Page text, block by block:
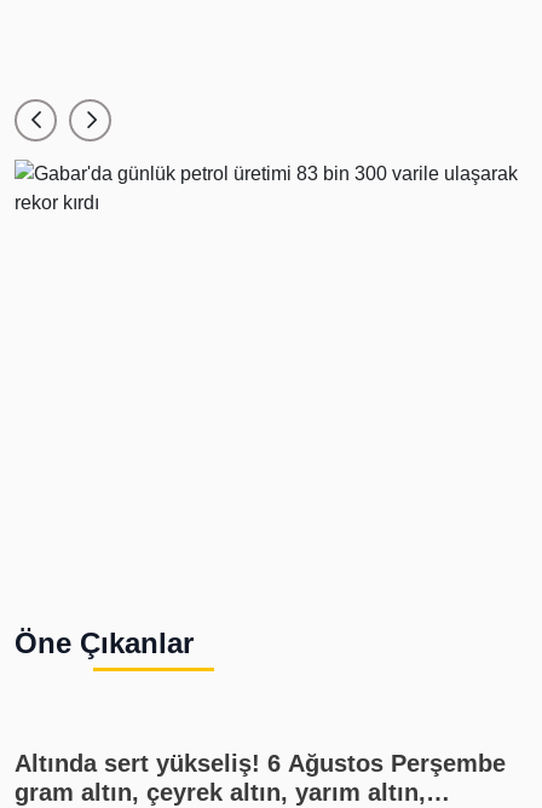
Öne Çıkanlar
Altında sert yükseliş! 6 Ağustos Perşembe
gram altın, çeyrek altın, yarım altın,